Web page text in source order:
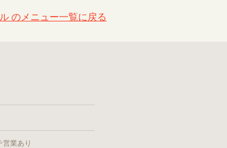
のメニュー一覧に戻る
営業あり